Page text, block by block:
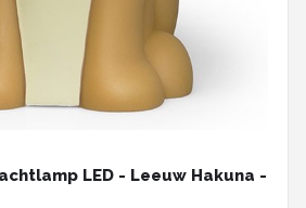
LED - Leeuw Hakuna -